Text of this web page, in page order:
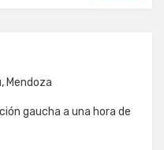
Mendoza
gaucha a una hora de